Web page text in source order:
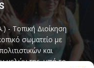
- Τοπική Διοίκηση
σωματείο με
και
μελών της, υπό το